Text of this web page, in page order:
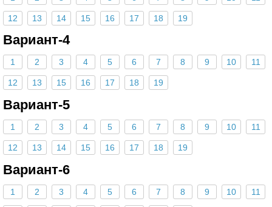
12 13 14 15 16 17 18 19
Вариант-4
1 2 3 4 5 6 7 8 9 10 11
12 13 15 16 17 18 19
Вариант-5
1 2 3 4 5 6 7 8 9 10 11
12 13 14 15 16 17 18 19
Вариант-6
1 2 3 4 5 6 7 8 9 10 11